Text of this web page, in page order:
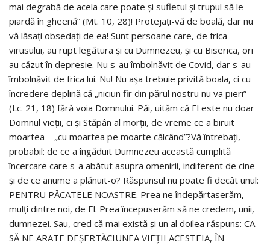
mai degrabă de acela care poate și sufletul și trupul să le
piardă în gheenă” (Mt. 10, 28)! Protejați-vă de boală, dar nu
vă lăsați obsedați de ea! Sunt persoane care, de frica
virusului, au rupt legătura și cu Dumnezeu, și cu Biserica, ori
au căzut în depresie. Nu s-au îmbolnăvit de Covid, dar s-au
îmbolnăvit de frica lui. Nu! Nu așa trebuie privită boala, ci cu
încredere deplină că „niciun fir din părul nostru nu va pieri”
(Lc. 21, 18) fără voia Domnului. Păi, uităm că El este nu doar
Domnul vieții, ci și Stăpân al morții, de vreme ce a biruit
moartea – „cu moartea pe moarte călcând”?Vă întrebați,
probabil: de ce a îngăduit Dumnezeu această cumplită
încercare care s-a abătut asupra omenirii, indiferent de cine
și de ce anume a plănuit-o? Răspunsul nu poate fi decât unul:
PENTRU PĂCATELE NOASTRE. Prea ne îndepărtaserăm,
mulți dintre noi, de El. Prea începuserăm să ne credem, unii,
dumnezei. Sau, cred că mai există și un al doilea răspuns: CA
SĂ NE ARATE DEȘERTĂCIUNEA VIEȚII ACESTEIA, ÎN